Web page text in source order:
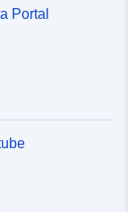
Portal